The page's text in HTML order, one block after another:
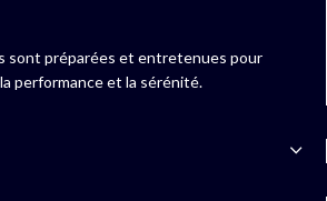
sont préparées et entretenues pour
performance et la sérénité.